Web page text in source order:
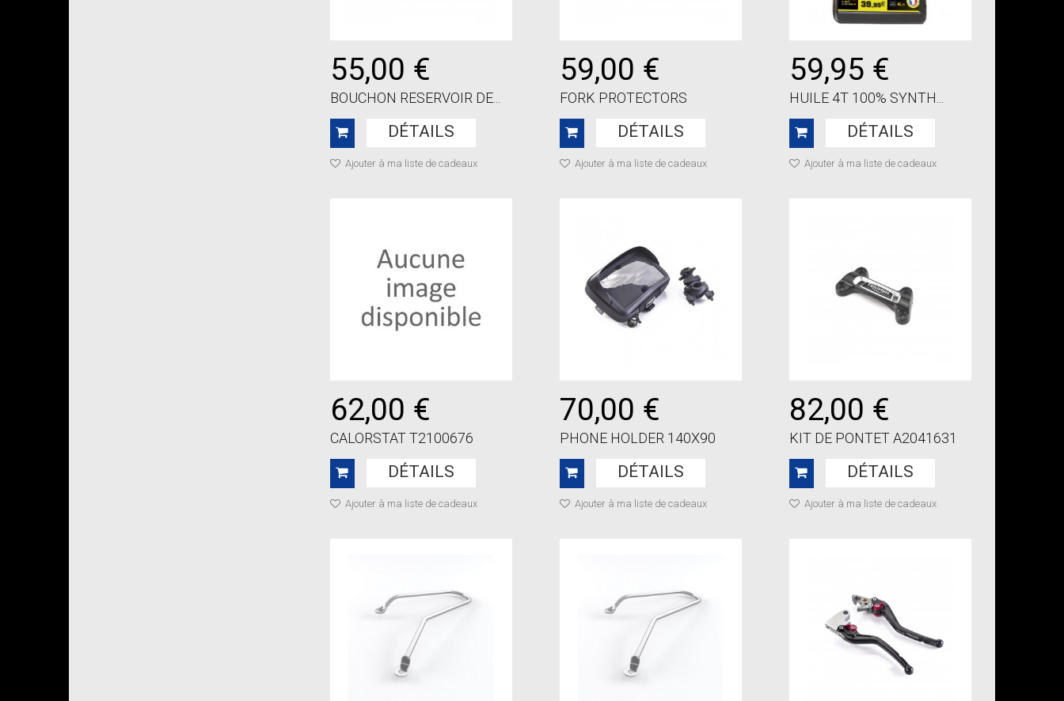
55,00 €
BOUCHON RESERVOIR DE...
DÉTAILS
Ajouter à ma liste de cadeaux
59,00 €
FORK PROTECTORS
DÉTAILS
Ajouter à ma liste de cadeaux
59,95 €
HUILE 4T 100% SYNTH...
DÉTAILS
Ajouter à ma liste de cadeaux
62,00 €
CALORSTAT T2100676
DÉTAILS
Ajouter à ma liste de cadeaux
70,00 €
PHONE HOLDER 140X90
DÉTAILS
Ajouter à ma liste de cadeaux
82,00 €
KIT DE PONTET A2041631
DÉTAILS
Ajouter à ma liste de cadeaux